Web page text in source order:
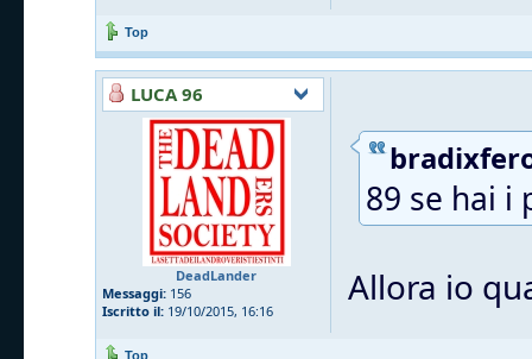
Top
LUCA 96
DeadLander
Messaggi: 156
Iscritto il: 19/10/2015, 16:16
89 se hai i
Allora io
Top